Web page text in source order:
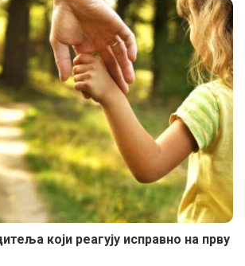
који реагују исправно на прву